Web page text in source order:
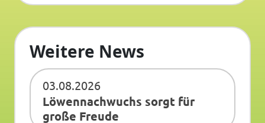
Weitere News
03.08.2026
Löwennachwuchs sorgt für
große Freude